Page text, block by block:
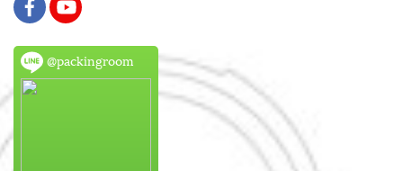
@packingroom